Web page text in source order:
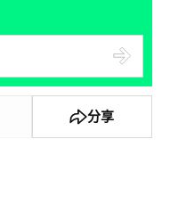
分享